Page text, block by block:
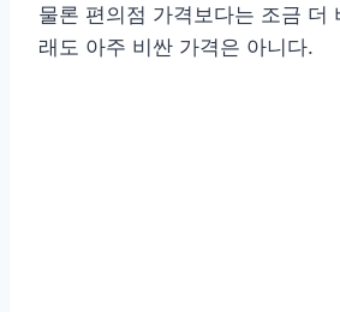
물론 편의점 가격보다는 조금 더
래도 아주 비싼 가격은 아니다.